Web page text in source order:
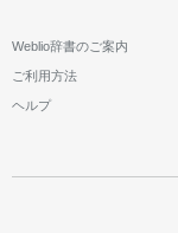
Weblio辞書のご案内
ご利用方法
ヘルプ